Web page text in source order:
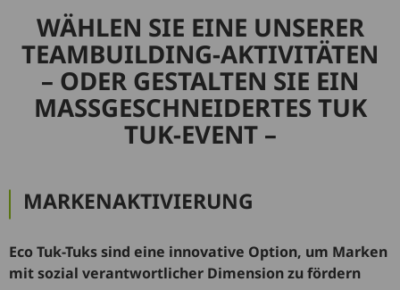
WÄHLEN SIE EINE UNSERER
TEAMBUILDING-AKTIVITÄTEN
– ODER GESTALTEN SIE EIN
MASSGESCHNEIDERTES TUK T
UK-EVENT –
MARKENAKTIVIERUNG
Eco Tuk-Tuks sind eine innovative Option, um Marken
mit sozial verantwortlicher Dimension zu fördern